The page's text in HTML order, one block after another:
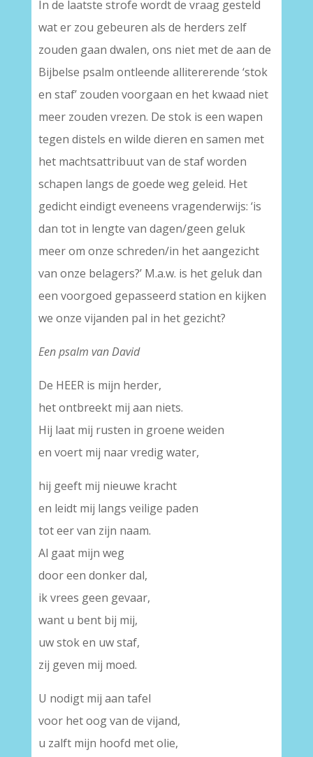
In de laatste strofe wordt de vraag gesteld
wat er zou gebeuren als de herders zelf
zouden gaan dwalen, ons niet met de aan de
Bijbelse psalm ontleende allitererende ‘stok
en staf’ zouden voorgaan en het kwaad niet
meer zouden vrezen. De stok is een wapen
tegen distels en wilde dieren en samen met
het machtsattribuut van de staf worden
schapen langs de goede weg geleid. Het
gedicht eindigt eveneens vragenderwijs: ‘is
dan tot in lengte van dagen/geen geluk
meer om onze schreden/in het aangezicht
van onze belagers?’ M.a.w. is het geluk dan
een voorgoed gepasseerd station en kijken
we onze vijanden pal in het gezicht?
Een psalm van David
De HEER is mijn herder,
het ontbreekt mij aan niets.
Hij laat mij rusten in groene weiden
en voert mij naar vredig water,
hij geeft mij nieuwe kracht
en leidt mij langs veilige paden
tot eer van zijn naam.
Al gaat mijn weg
door een donker dal,
ik vrees geen gevaar,
want u bent bij mij,
uw stok en uw staf,
zij geven mij moed.
U nodigt mij aan tafel
voor het oog van de vijand,
u zalft mijn hoofd met olie,